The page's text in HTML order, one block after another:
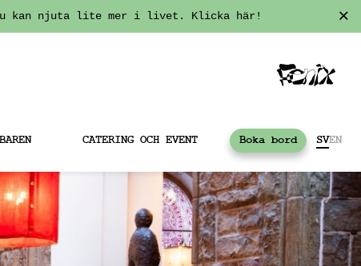
kan njuta lite mer i livet. Klicka här!
CATERING OCH EVENT Boka bord SVEN